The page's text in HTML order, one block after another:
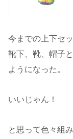
今までの上下セ
靴下、靴、帽子
ようになった。
いいじゃん！
と思って色々組